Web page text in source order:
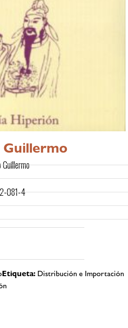
Guillermo
081-4
Etiqueta: Distribución e Importación